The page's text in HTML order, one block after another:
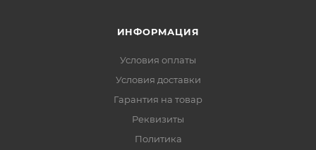
ИНФОРМАЦИЯ
Условия оплаты
Условия доставки
Гарантия на товар
Реквизиты
Политика